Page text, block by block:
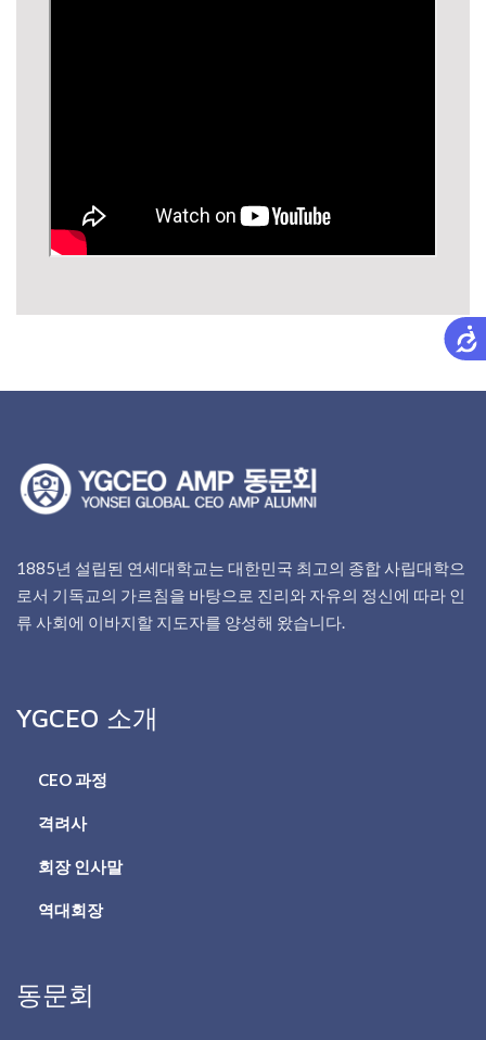
1885년 설립된 연세대학교는 대한민국 최고의 종합 사립대학으
로서 기독교의 가르침을 바탕으로 진리와 자유의 정신에 따라 인
류 사회에 이바지할 지도자를 양성해 왔습니다.
YGCEO 소개
CEO 과정
격려사
회장 인사말
역대회장
동문회